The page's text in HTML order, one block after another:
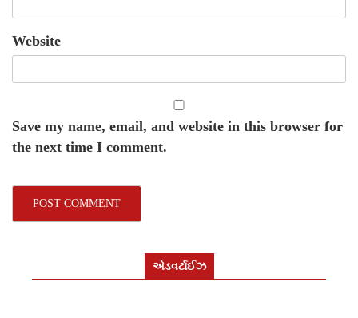
Website
Save my name, email, and website in this browser for
the next time I comment.
એડવર્ટાઈઝ